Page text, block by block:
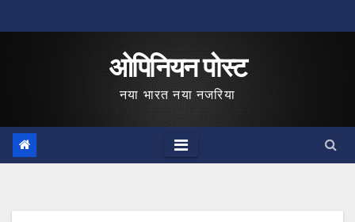
to
ओपिनियन पोस्ट
नया भारत नया नजरिया